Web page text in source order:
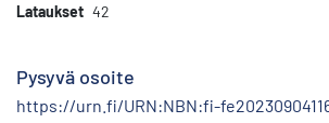
Lataukset 42
Pysyvä osoite
https://urn.fi/URN:NBN:fi-